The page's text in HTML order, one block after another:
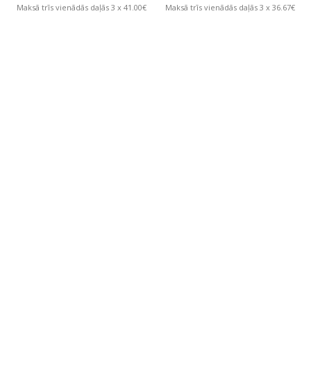
Maksā trīs vienādās daļās 3 x 41.00€ Maksā trīs vienādās daļās 3 x 36.67€